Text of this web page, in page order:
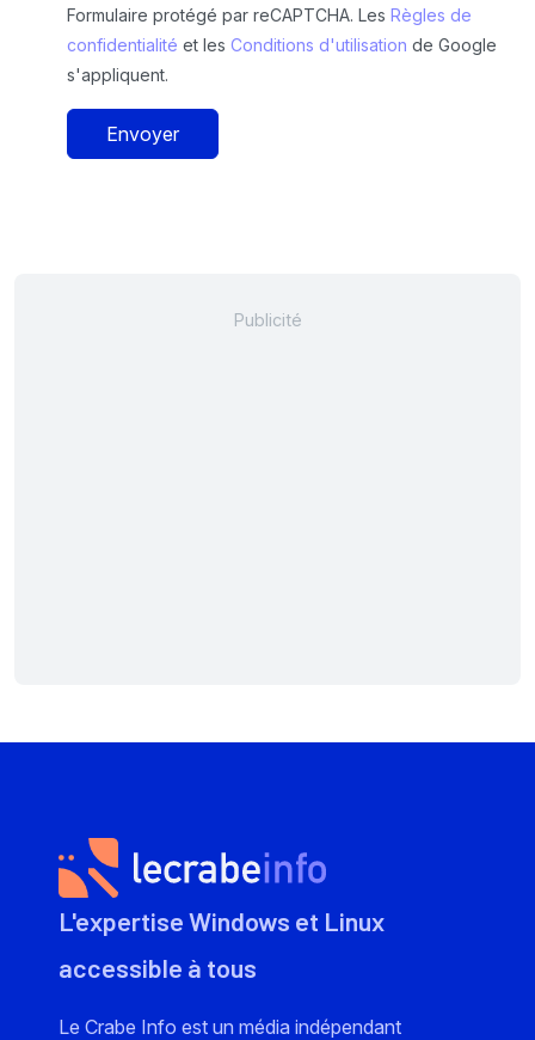
Formulaire protégé par reCAPTCHA. Les Règles de
confidentialité et les Conditions d'utilisation de Google
s'appliquent.
Envoyer
L'expertise Windows et Linux
accessible à tous
Le Crabe Info est un média indépendant